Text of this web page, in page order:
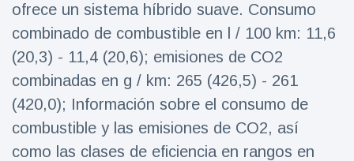
SKAI News
in English |
07/10/2025
7 October
9000 Vistas
Halloween -
31 de
octubre!
8 May
Vistas
ofrece un sistema híbrido suave. Consumo
combinado de combustible en l / 100 km: 11,6
(20,3) - 11,4 (20,6); emisiones de CO2
combinadas en g / km: 265 (426,5) - 261
(420,0); Información sobre el consumo de
combustible y las emisiones de CO2, así
como las clases de eficiencia en rangos en